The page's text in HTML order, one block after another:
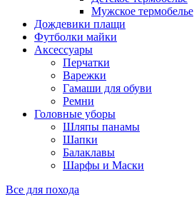
Мужское термобелье
Дождевики плащи
Футболки майки
Аксессуары
Перчатки
Варежки
Гамаши для обуви
Ремни
Головные уборы
Шляпы панамы
Шапки
Балаклавы
Шарфы и Маски
Все для похода